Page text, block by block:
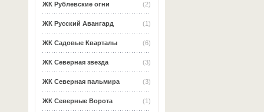
(2)
ЖК Рублевские огни
(1)
ЖК Русский Авангард
(6)
ЖК Садовые Кварталы
(3)
ЖК Северная звезда
(3)
ЖК Северная пальмира
(1)
ЖК Северные Ворота